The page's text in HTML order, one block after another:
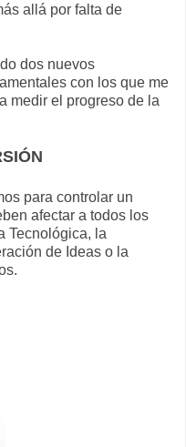
allá por falta de
dos nuevos
con los que me
medir el progreso de la
para controlar un
afectar a todos los
Tecnológica, la
de Ideas o la